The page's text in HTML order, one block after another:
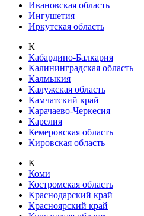
Ивановская область
Ингушетия
Иркутская область
К
Кабардино-Балкария
Калининградская область
Калмыкия
Калужская область
Камчатский край
Карачаево-Черкесия
Карелия
Кемеровская область
Кировская область
К
Коми
Костромская область
Краснодарский край
Красноярский край